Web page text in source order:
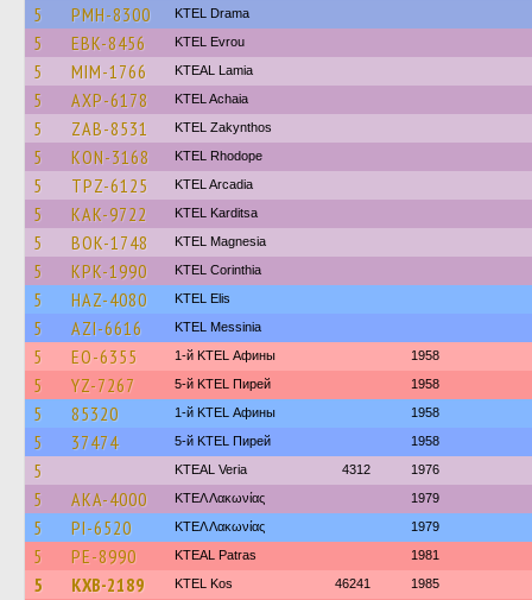
5 PMH-8300 KTEL Drama
5 EBK-8456 KTEL Evrou
5 MIM-1766 KTEAL Lamia
5 AXP-6178 KTEL Achaia
5 ZAB-8531 KTEL Zakynthos
5 KON-3168 KTEL Rhodope
5 TPZ-6125 KTEL Arcadia
5 KAK-9722 ΚΤΕL Karditsa
5 BOK-1748 ΚΤΕL Magnesia
5 KPK-1990 KTEL Corinthia
5 HAZ-4080 KTEL Elis
5 AZI-6616 KTEL Messinia
5 EO-6355 1-й KTEL Афины 1958
5 YZ-7267 5-й KTEL Пирей 1958
5 85320 1-й KTEL Афины 1958
5 37474 5-й KTEL Пирей 1958
5 KTEAL Veria 4312 1976
5 AKA-4000 ΚΤΕΛ Λακωνίας 1979
5 PI-6520 ΚΤΕΛ Λακωνίας 1979
5 PE-8990 KTEAL Patras 1981
5 KXB-2189 KTEL Kos 46241 1985